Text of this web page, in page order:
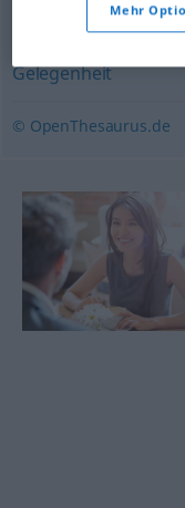
,
Gelegenheit
© OpenThesaurus.de
Mehr